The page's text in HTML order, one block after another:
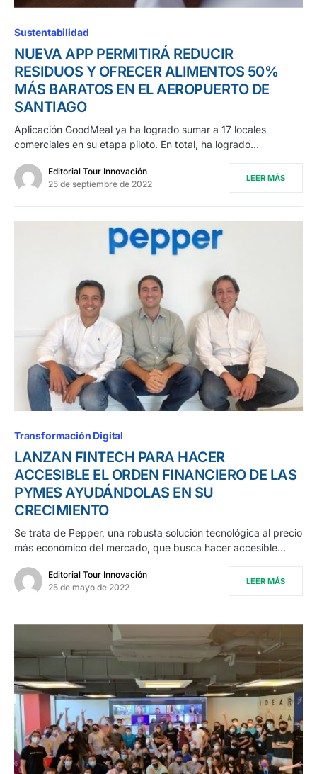
Sustentabilidad
NUEVA APP PERMITIRÁ REDUCIR
RESIDUOS Y OFRECER ALIMENTOS 50%
MÁS BARATOS EN EL AEROPUERTO DE
SANTIAGO
Aplicación GoodMeal ya ha logrado sumar a 17 locales
comerciales en su etapa piloto. En total, ha logrado…
Editorial Tour Innovación
25 de septiembre de 2022
LEER MÁS
Transformación Digital
LANZAN FINTECH PARA HACER
ACCESIBLE EL ORDEN FINANCIERO DE LAS
PYMES AYUDÁNDOLAS EN SU
CRECIMIENTO
Se trata de Pepper, una robusta solución tecnológica al precio
más económico del mercado, que busca hacer accesible…
Editorial Tour Innovación
25 de mayo de 2022
LEER MÁS